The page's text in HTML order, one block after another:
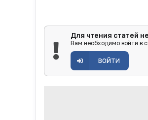
Для чтения статей
Вам необходимо войти в
ВОЙТИ